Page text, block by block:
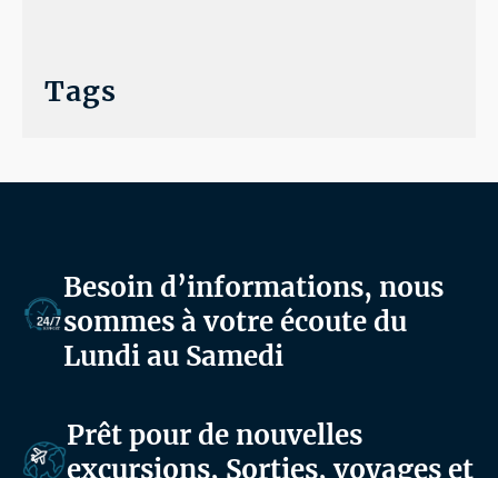
Tags
Besoin d’informations, nous
sommes à votre écoute du
Lundi au Samedi
Prêt pour de nouvelles
excursions, Sorties, voyages et